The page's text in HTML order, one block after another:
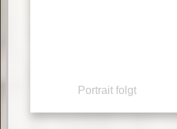
Portrait folgt